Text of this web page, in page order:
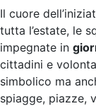
Il cuore
tutta l’estate, le
impegnate in
cittadini e
simbolico ma
spiagge, piazze,